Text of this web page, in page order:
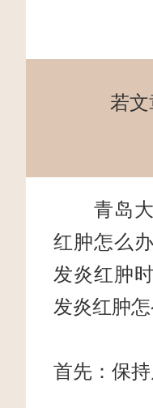
若
青岛大
红肿怎么
发炎红肿
发炎红肿
首先：保